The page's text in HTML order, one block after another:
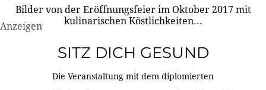
Bilder von der Eröffnungsfeier im Oktober 2017 mit
kulinarischen Köstlichkeiten...
Anzeigen
SITZ DICH GESUND
Die Veranstaltung mit dem diplomierten